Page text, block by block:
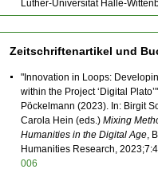
Luther-Universität Halle-
Zeitschriftenartikel und
"Innovation in Loops:
within the Project ‘Digital
Pöckelmann (2023). In: Birgit
Carola Hein (eds.)Mixing
Humanities in the Digital Age ,
Humanities Research,
006